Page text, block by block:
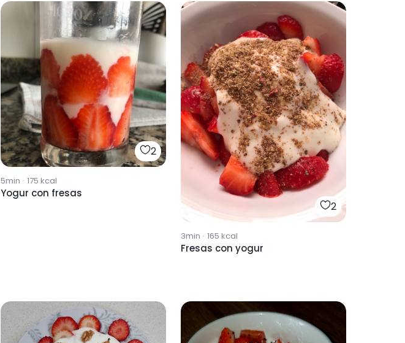
2
5min · 175 kcal
Yogur con fresas
2
3min · 165 kcal
Fresas con yogur